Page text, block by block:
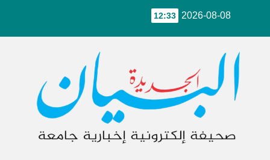
2026-08-08
12:33